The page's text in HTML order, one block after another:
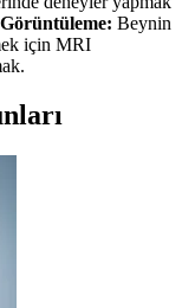
Görüntüleme: Beynin
için MRI